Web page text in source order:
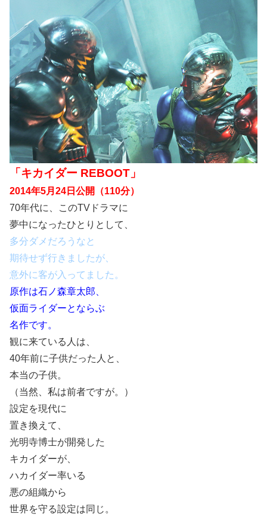
「キカイダー REBOOT」
2014年5月24日公開（110分）
70年代に、このTVドラマに
夢中になったひとりとして、
多分ダメだろうなと
期待せず行きましたが、
意外に客が入ってました。
原作は石ノ森章太郎、
仮面ライダーとならぶ
名作です。
観に来ている人は、
40年前に子供だった人と、
本当の子供。
（当然、私は前者ですが。）
設定を現代に
置き換えて、
光明寺博士が開発した
キカイダーが、
ハカイダー率いる
悪の組織から
世界を守る設定は同じ。